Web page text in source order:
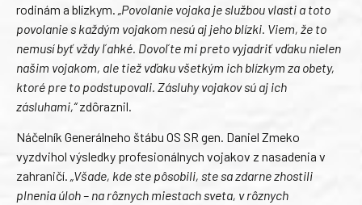
rodinám a blízkym. „Povolanie vojaka je službou vlasti a toto
povolanie s každým vojakom nesú aj jeho blízki. Viem, že to
nemusí byť vždy ľahké. Dovoľte mi preto vyjadriť vďaku nielen
našim vojakom, ale tiež vďaku všetkým ich blízkym za obety,
ktoré pre to podstupovali. Zásluhy vojakov sú aj ich
zásluhami,“zdôraznil.
Náčelník Generálneho štábu OS SR gen. Daniel Zmeko
vyzdvihol výsledky profesionálnych vojakov z nasadenia v
zahraničí. „Všade, kde ste pôsobili, ste sa zdarne zhostili
plnenia úloh – na rôznych miestach sveta, v rôznych